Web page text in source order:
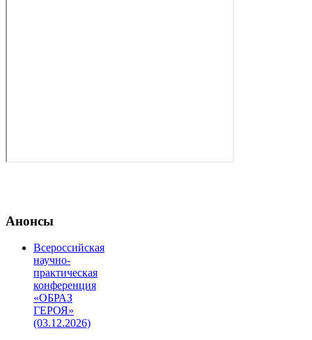
Анонсы
Всероссийская
научно-
практическая
конференция
«ОБРАЗ
ГЕРОЯ»
(03.12.2026)